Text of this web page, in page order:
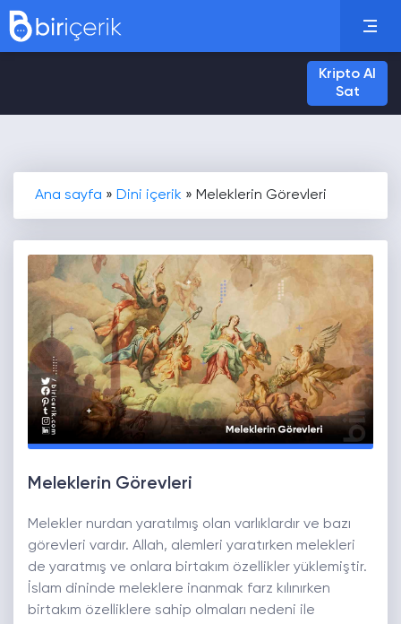
Kripto Al
Sat
Ana sayfa » Dini içerik » Meleklerin Görevleri
Meleklerin Görevleri
Melekler nurdan yaratılmış olan varlıklardır ve bazı
görevleri vardır. Allah, alemleri yaratırken melekleri
de yaratmış ve onlara birtakım özellikler yüklemiştir.
İslam dininde meleklere inanmak farz kılınırken
birtakım özelliklere sahip olmaları nedeni ile